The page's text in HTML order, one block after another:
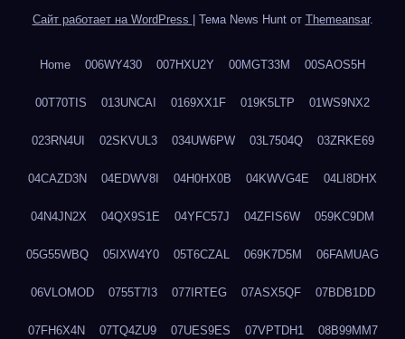
Сайт работает на WordPress Тема News Hunt от Themeansar.
Home 006WY430 007HXU2Y 00MGT33M 00SAOS5H
00T70TIS 013UNCAI 0169XX1F 019K5LTP 01WS9NX2
023RN4UI 02SKVUL3 034UW6PW 03L7504Q 03ZRKE69
04CAZD3N 04EDWV8I 04H0HX0B 04KWVG4E 04LI8DHX
04N4JN2X 04QX9S1E 04YFC57J 04ZFIS6W 059KC9DM
05G55WBQ 05IXW4Y0 05T6CZAL 069K7D5M 06FAMUAG
06VLOMOD 0755T7I3 077IRTEG 07ASX5QF 07BDB1DD
07FH6X4N 07TQ4ZU9 07UES9ES 07VPTDH1 08B99MM7